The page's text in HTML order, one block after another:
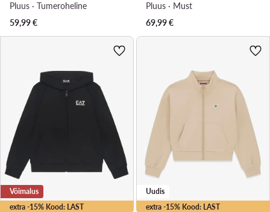
Pluus · Tumeroheline
59,99€
Pluus · Must
69,99€
extra -15% Kood: LAST
Võimalus
extra -15% Kood: LAST
Uudis